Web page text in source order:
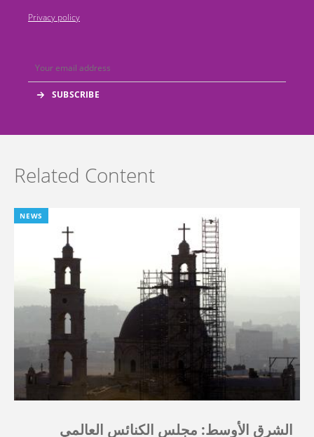
Privacy policy
Related Content
NEWS
الشرق الأوسط: مجلس الكنائس العالمي